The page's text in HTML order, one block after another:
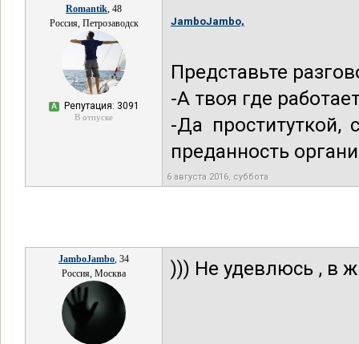
Romantik, 48
Россия, Петрозаводск
А Репутация: 3091
В отпуске
JamboJambo,
Представьте
-А твоя где
-Да проституткой,
преданность
6 августа 2016, суббота
JamboJambo, 34
Россия, Москва
))) Не удевлюсь , в